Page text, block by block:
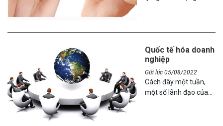
Quốc tế hóa doanh
nghiệp
Gửi lúc 05/08/2022
Cách đây một tuần,
một số lãnh đạo của